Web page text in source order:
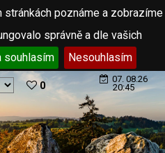
poznáme a zobrazíme
správně a dle vašich
souhlasím Nesouhlasím
0
07. 08.26
20:45